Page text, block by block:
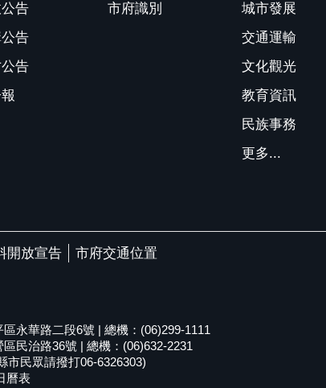
告
告
告
市府識別
城市發展
交通運輸
文化觀光
教育資訊
民族事務
更多...
開放宣告
市府交通位置
永華路二段6號 | 總機：(06)299-1111
民治路36號 | 總機：(06)632-2231
市民眾請撥打06-6326303)
曆表